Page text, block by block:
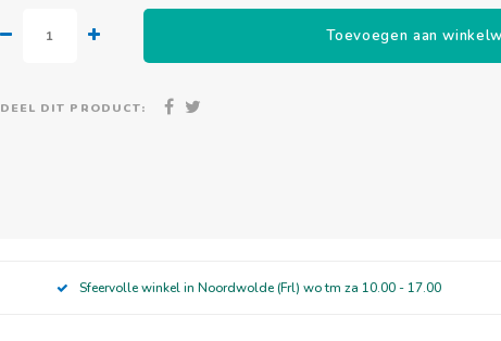
Toevoegen aan
DEEL DIT PRODUCT:
Sfeervolle winkel in Noordwolde (Frl) wo tm za 10.00 - 17.00